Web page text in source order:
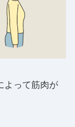
よって筋肉が